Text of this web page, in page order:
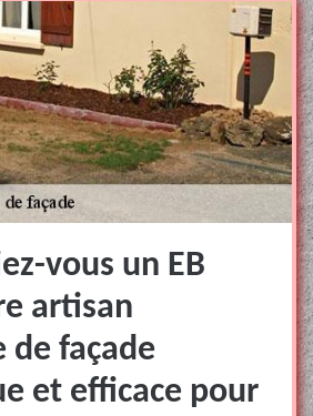
vous un EB
artisan
de façade
et efficace pour